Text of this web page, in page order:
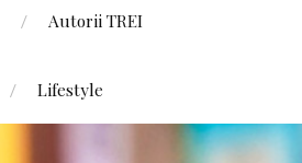
Autorii TREI
Lifestyle